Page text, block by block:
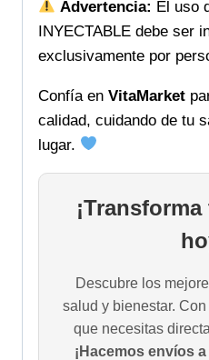
Advertencia: El uso
INYECTABLE debe ser
exclusivamente por
Confía en VitaMarket
calidad, cuidando de tu
lugar.
Descubre los
salud y bienestar.
que necesitas
¡Hacemos envíos